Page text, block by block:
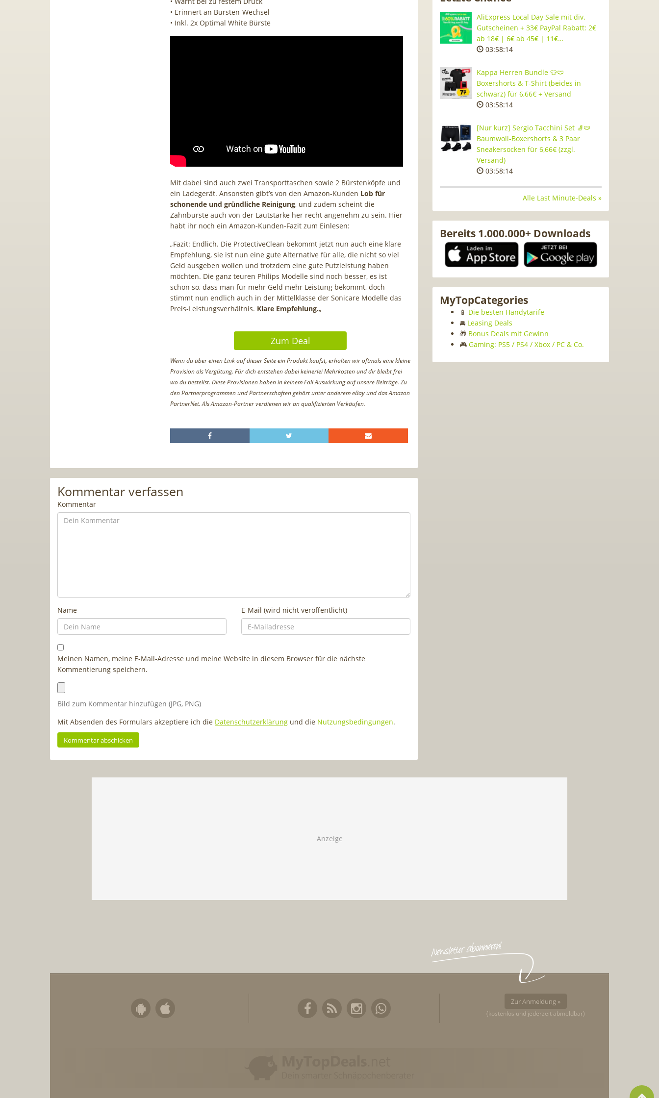
• Erinnert an Bürsten-Wechsel
• Inkl. 2x Optimal White Bürste
Mit dabei sind auch zwei Transporttaschen sowie 2 Bürstenköpfe und
ein Ladegerät. Ansonsten gibt’s von den Amazon-Kunden Lob für
schonende und gründliche Reinigung, und zudem scheint die
Zahnbürste auch von der Lautstärke her recht angenehm zu sein. Hier
habt ihr noch ein Amazon-Kunden-Fazit zum Einlesen:
„Fazit: Endlich. Die ProtectiveClean bekommt jetzt nun auch eine klare
Empfehlung, sie ist nun eine gute Alternative für alle, die nicht so viel
Geld ausgeben wollen und trotzdem eine gute Putzleistung haben
möchten. Die ganz teuren Philips Modelle sind noch besser, es ist
schon so, dass man für mehr Geld mehr Leistung bekommt, doch
stimmt nun endlich auch in der Mittelklasse der Sonicare Modelle das
Preis-Leistungsverhältnis. Klare Empfehlung.„
Zum Deal
Wenn du über einen Link auf dieser Seite ein Produkt kaufst, erhalten wir oftmals eine kleine
Provision als Vergütung. Für dich entstehen dabei keinerlei Mehrkosten und dir bleibt frei
wo du bestellst. Diese Provisionen haben in keinem Fall Auswirkung auf unsere Beiträge. Zu
den Partnerprogrammen und Partnerschaften gehört unter anderem eBay und das Amazon
PartnerNet. Als Amazon-Partner verdienen wir an qualifizierten Verkäufen.
Kommentar verfassen
Kommentar
Name E-Mail (wird nicht veröffentlicht)
Meinen Namen, meine E-Mail-Adresse und meine Website in diesem Browser für die nächste
Kommentierung speichern.
Bild zum Kommentar hinzufügen (JPG, PNG)
Mit Absenden des Formulars akzeptiere ich die Datenschutzerklärung und die Nutzungsbedingungen.
AliExpress Local Day Sale mit div.
Gutscheinen + 33€ PayPal Rabatt: 2€
ab 18€ | 6€ ab 45€ | 11€…
03:58:13
Kappa Herren Bundle 👕🩲
Boxershorts & T-Shirt (beides in
schwarz) für 6,66€ + Versand
03:58:13
[Nur kurz] Sergio Tacchini Set 🧦🩲
Baumwoll-Boxershorts & 3 Paar
Sneakersocken für 6,66€ (zzgl.
Versand)
03:58:13
Alle Last Minute-Deals »
Bereits 1.000.000+ Downloads
MyTopCategories
📱 Die besten Handytarife
🚘 Leasing Deals
🎁 Bonus Deals mit Gewinn
🎮 Gaming: PS5 / PS4 / Xbox / PC & Co.
Zur Anmeldung »
(kostenlos und jederzeit abmeldbar)